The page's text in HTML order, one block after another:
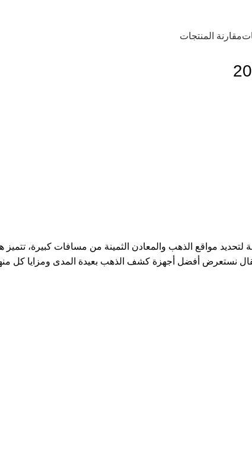
مقارنة المنتجات
مواقع الذهب والمعادن الثمينة من مسافات كبيرة،
نستعرض أفضل أجهزة كشف الذهب بعيدة المدى ومزايا كل